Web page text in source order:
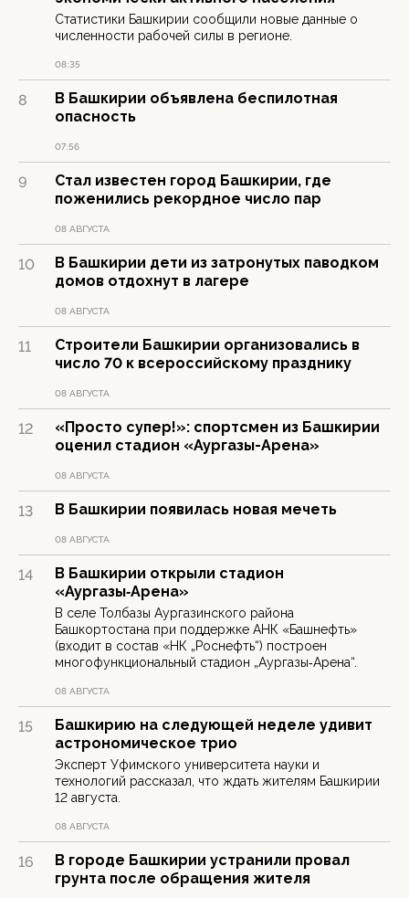
Статистики Башкирии сообщили новые данные о
численности рабочей силы в регионе.
08:35
8
В Башкирии объявлена беспилотная
опасность
07:56
9
Стал известен город Башкирии, где
поженились рекордное число пар
08 АВГУСТА
10
В Башкирии дети из затронутых паводком
домов отдохнут в лагере
08 АВГУСТА
11
Строители Башкирии организовались в
число 70 к всероссийскому празднику
08 АВГУСТА
12
«Просто супер!»: спортсмен из Башкирии
оценил стадион «Аургазы-Арена»
08 АВГУСТА
13 В Башкирии появилась новая мечеть
08 АВГУСТА
14
В Башкирии открыли стадион
«Аургазы‑Арена»
В селе Толбазы Аургазинского района
Башкортостана при поддержке АНК «Башнефть»
(входит в состав «НК „Роснефть“) построен
многофункциональный стадион „Аургазы‑Арена“.
08 АВГУСТА
15
Башкирию на следующей неделе удивит
астрономическое трио
Эксперт Уфимского университета науки и
технологий рассказал, что ждать жителям Башкирии
12 августа.
08 АВГУСТА
16
В городе Башкирии устранили провал
грунта после обращения жителя